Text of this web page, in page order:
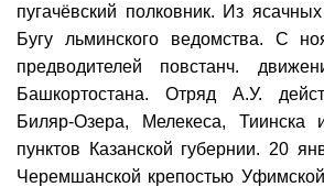
пугачёвский полковник. Из
Бугу льминского ведомства. С
предводителей повстанч.
Башкортостана. Отряд А.У.
Биляр-Озера, Мелекеса, Тиинска
пунктов Казанской губернии. 20
Черемшанской крепостью